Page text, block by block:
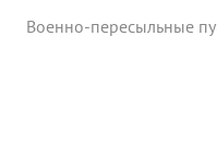
Военно-пересыльные